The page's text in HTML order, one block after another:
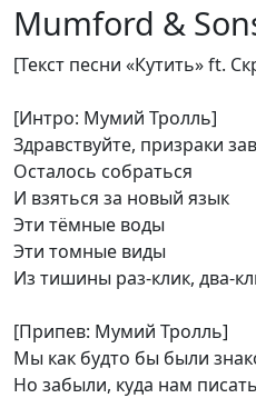
Mumford &
[Текст песни «Кутить» ft.
[Интро: Мумий Тролль]
Здравствуйте, призраки
Осталось собраться
И взяться за новый язык
Эти тёмные воды
Эти томные виды
Из тишины раз-клик, два-
[Припев: Мумий Тролль]
Мы как будто бы были
Но забыли, куда нам